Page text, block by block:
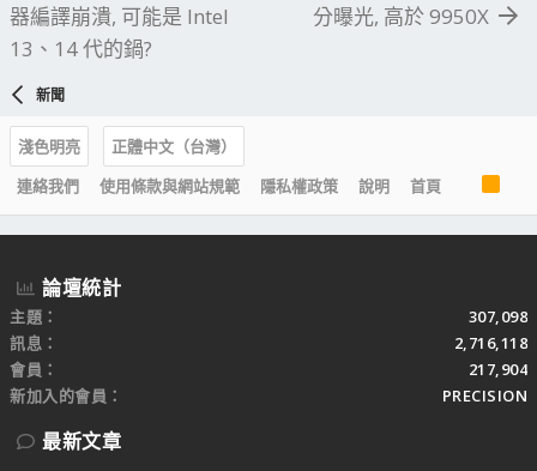
器編譯崩潰, 可能是 Intel
13、14 代的鍋?
分曝光, 高於 9950X
新聞
淺色明亮
正體中文（台灣）
連絡我們
使用條款與網站規範 隱私權政策 說明 首頁
R
S
S
論壇統計
主題
307,098
訊息
2,716,118
會員
217,904
新加入的會員
PRECISION
最新文章